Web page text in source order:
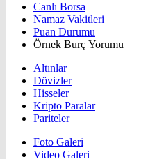
Canlı Borsa
Namaz Vakitleri
Puan Durumu
Örnek Burç Yorumu
Altınlar
Dövizler
Hisseler
Kripto Paralar
Pariteler
Foto Galeri
Video Galeri